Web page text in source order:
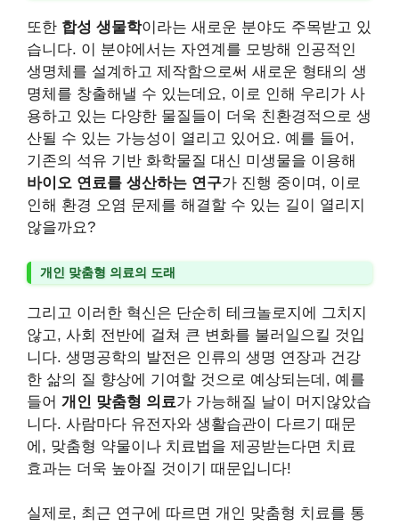
또한 합성 생물학이라는 새로운 분야도 주목받고 있
습니다. 이 분야에서는 자연계를 모방해 인공적인
생명체를 설계하고 제작함으로써 새로운 형태의 생
명체를 창출해낼 수 있는데요, 이로 인해 우리가 사
용하고 있는 다양한 물질들이 더욱 친환경적으로 생
산될 수 있는 가능성이 열리고 있어요. 예를 들어,
기존의 석유 기반 화학물질 대신 미생물을 이용해
바이오 연료를 생산하는 연구가 진행 중이며, 이로
인해 환경 오염 문제를 해결할 수 있는 길이 열리지
않을까요?
개인 맞춤형 의료의 도래
그리고 이러한 혁신은 단순히 테크놀로지에 그치지
않고, 사회 전반에 걸쳐 큰 변화를 불러일으킬 것입
니다. 생명공학의 발전은 인류의 생명 연장과 건강
한 삶의 질 향상에 기여할 것으로 예상되는데, 예를
들어 개인 맞춤형 의료가 가능해질 날이 머지않았습
니다. 사람마다 유전자와 생활습관이 다르기 때문
에, 맞춤형 약물이나 치료법을 제공받는다면 치료
효과는 더욱 높아질 것이기 때문입니다!
실제로, 최근 연구에 따르면 개인 맞춤형 치료를 통